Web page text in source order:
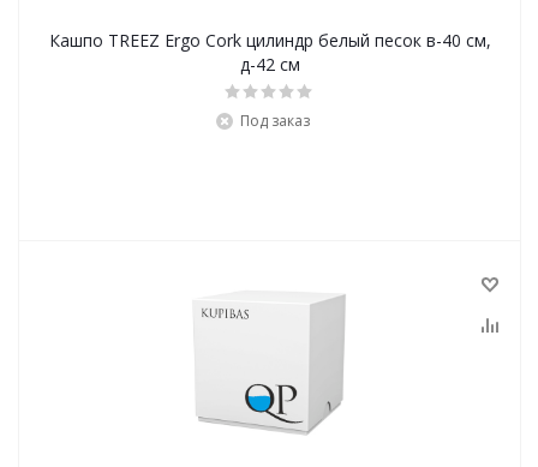
Кашпо TREEZ Ergo Cork цилиндр белый песок в-40 см,
д-42 см
Под заказ